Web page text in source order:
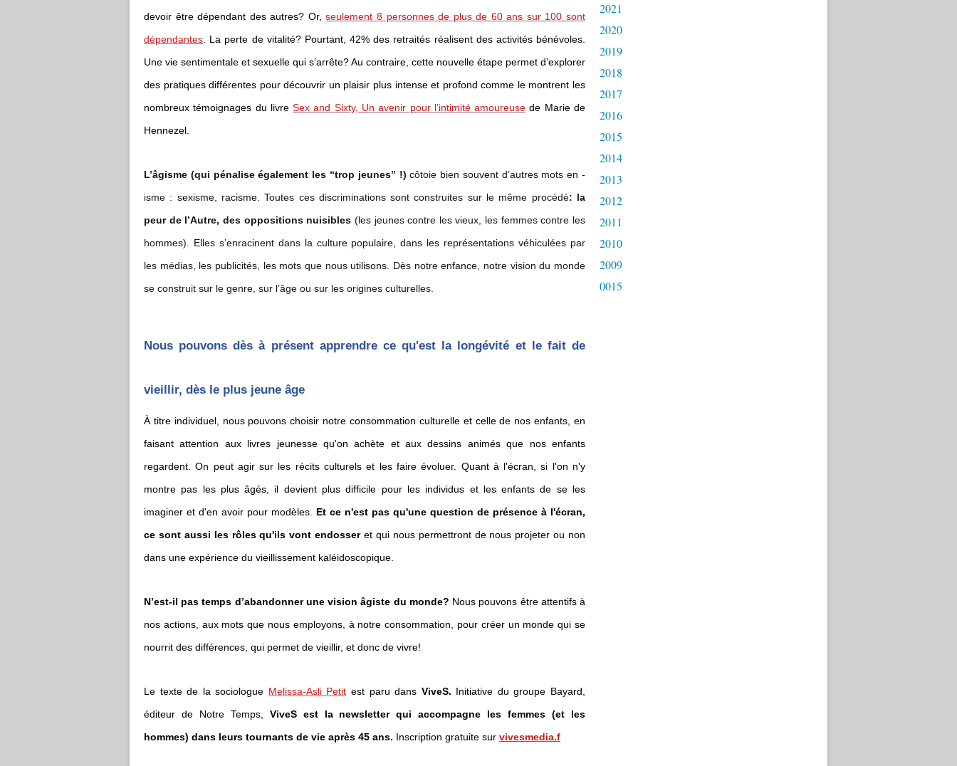
devoir être dépendant des autres? Or,seulement 8 personnes de plus de 60 ans sur 100 sont
dépendantes . La perte de vitalité? Pourtant, 42% des retraités réalisent des activités bénévoles.
Une vie sentimentale et sexuelle qui s’arrête? Au contraire, cette nouvelle étape permet d’explorer
des pratiques différentes pour découvrir un plaisir plus intense et profond comme le montrent les
nombreux témoignages du livreSex and Sixty, Un avenir pour l’intimité amoureuse de Marie de
Hennezel.
L’âgisme (qui pénalise également les “trop jeunes” !) côtoie bien souvent d’autres mots en -
isme : sexisme, racisme. Toutes ces discriminations sont construites sur le même procédé: la
peur de l’Autre, des oppositions nuisibles (les jeunes contre les vieux, les femmes contre les
hommes). Elles s’enracinent dans la culture populaire, dans les représentations véhiculées par
les médias, les publicités, les mots que nous utilisons. Dès notre enfance, notre vision du monde
se construit sur le genre, sur l’âge ou sur les origines culturelles.
Nous pouvons dès à présent apprendre ce qu'est la longévité et le fait de
vieillir, dès le plus jeune âge
À titre individuel, nous pouvons choisir notre consommation culturelle et celle de nos enfants, en
faisant attention aux livres jeunesse qu'on achète et aux dessins animés que nos enfants
regardent. On peut agir sur les récits culturels et les faire évoluer. Quant à l'écran, si l'on n'y
montre pas les plus âgés, il devient plus difficile pour les individus et les enfants de se les
imaginer et d'en avoir pour modèles. Et ce n'est pas qu'une question de présence à l'écran,
ce sont aussi les rôles qu'ils vont endosseret qui nous permettront de nous projeter ou non
dans une expérience du vieillissement kaléidoscopique.
N’est-il pas temps d’abandonner une vision âgiste du monde? Nous pouvons être attentifs à
nos actions, aux mots que nous employons, à notre consommation, pour créer un monde qui se
nourrit des différences, qui permet de vieillir, et donc de vivre!
Le texte de la sociologue Melissa-Asli Petit est paru dans ViveS. Initiative du groupe Bayard,
éditeur de Notre Temps, ViveS est la newsletter qui accompagne les femmes (et les
hommes) dans leurs tournants de vie après 45 ans. Inscription gratuite sur vivesmedia.f
2021
2020
2019
2018
2017
2016
2015
2014
2013
2012
2011
2010
2009
0015